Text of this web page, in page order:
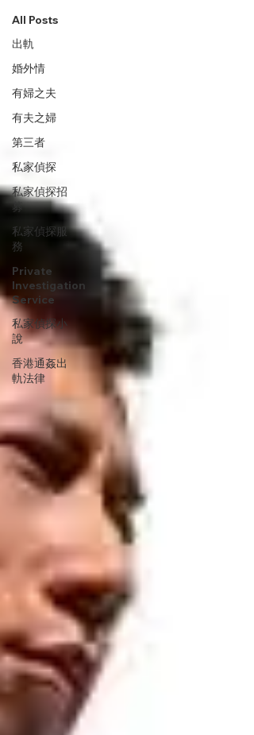
All Posts
出軌
婚外情
有婦之夫
有夫之婦
第三者
私家偵探
私家偵探招
募
私家偵探服
務
Private
Investigation
Service
私家偵探小
說
香港通姦出
軌法律